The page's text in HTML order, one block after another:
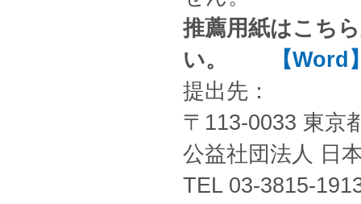
推薦用紙はこち
い。
【Word
提出先：
〒113-0033 東京
公益社団法人 日
TEL 03-3815-